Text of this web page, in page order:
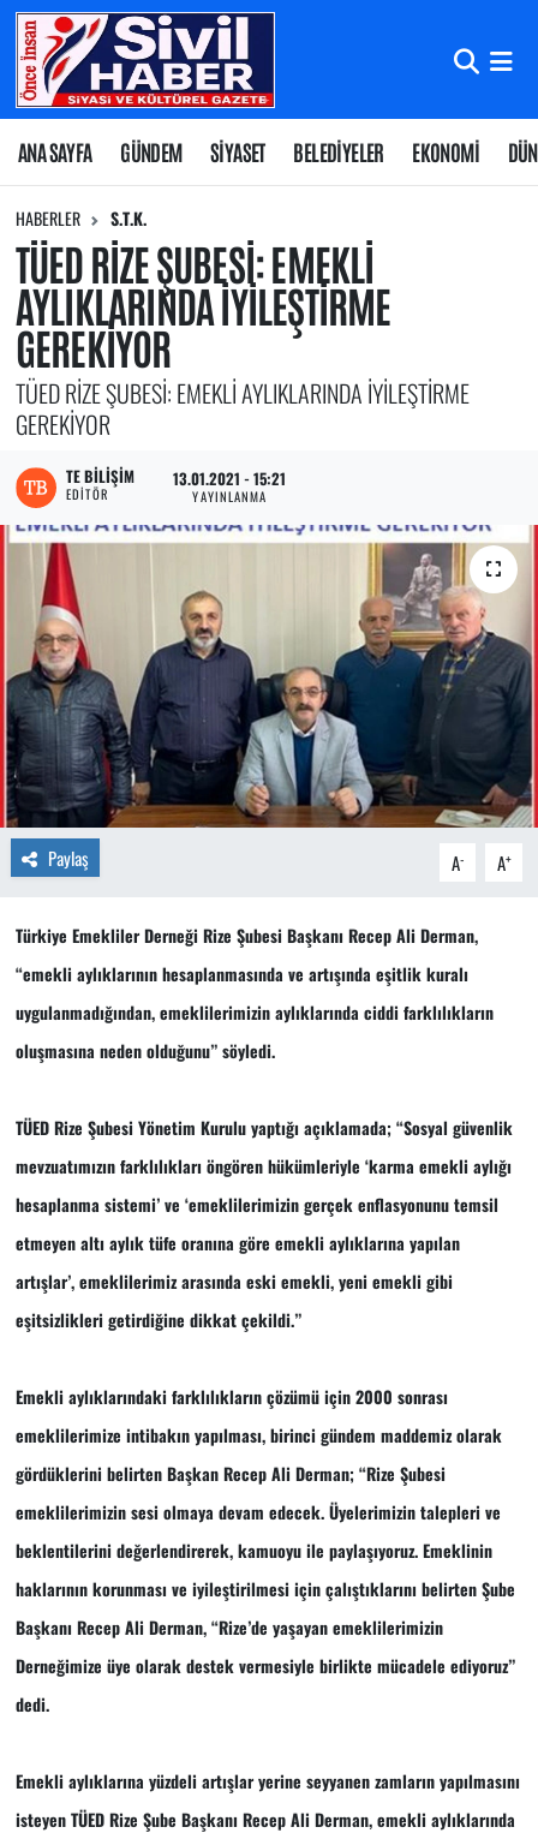
ANA SAYFA GÜNDEM SİYASET BELEDİYELER EKONOMİ
HABERLER S.T.K.
TÜED RİZE ŞUBESİ: EMEKLİ
AYLIKLARINDA İYİLEŞTİRME
GEREKİYOR
TÜED RİZE ŞUBESİ: EMEKLİ AYLIKLARINDA İYİLEŞTİRME
GEREKİYOR
TE BILIŞIM
EDITÖR
13.01.2021 - 15:21
YAYINLANMA
Paylaş A- A+
Türkiye Emekliler Derneği Rize Şubesi Başkanı Recep Ali Derman,
“emekli aylıklarının hesaplanmasında ve artışında eşitlik kuralı
uygulanmadığından, emeklilerimizin aylıklarında ciddi farklılıkların
oluşmasına neden olduğunu” söyledi.
TÜED Rize Şubesi Yönetim Kurulu yaptığı açıklamada; “Sosyal güvenlik
mevzuatımızın farklılıkları öngören hükümleriyle ‘karma emekli aylığı
hesaplanma sistemi’ ve ‘emeklilerimizin gerçek enflasyonunu temsil
etmeyen altı aylık tüfe oranına göre emekli aylıklarına yapılan
artışlar’, emeklilerimiz arasında eski emekli, yeni emekli gibi
eşitsizlikleri getirdiğine dikkat çekildi.”
Emekli aylıklarındaki farklılıkların çözümü için 2000 sonrası
emeklilerimize intibakın yapılması, birinci gündem maddemiz olarak
gördüklerini belirten Başkan Recep Ali Derman; “Rize Şubesi
emeklilerimizin sesi olmaya devam edecek. Üyelerimizin talepleri ve
beklentilerini değerlendirerek, kamuoyu ile paylaşıyoruz. Emeklinin
haklarının korunması ve iyileştirilmesi için çalıştıklarını belirten Şube
Başkanı Recep Ali Derman, “Rize’de yaşayan emeklilerimizin
Derneğimize üye olarak destek vermesiyle birlikte mücadele ediyoruz”
dedi.
Emekli aylıklarına yüzdeli artışlar yerine seyyanen zamların yapılmasını
isteyen TÜED Rize Şube Başkanı Recep Ali Derman, emekli aylıklarında
Nöbetçi Eczaneler
Hava Durumu
Namaz Vakitleri
Trafik Durumu
Süper Lig Puan Durumu ve Fikstür
Tüm Manşetler
Son Dakika Haberleri
Haber Arşivi